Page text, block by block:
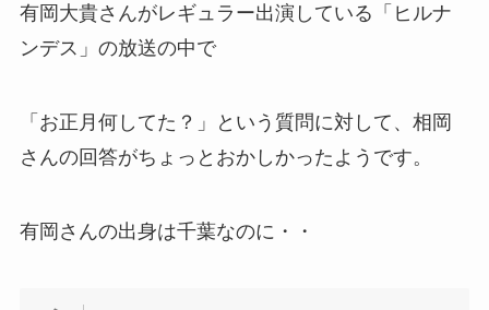
有岡大貴さんがレギュラー出演している「ヒルナ
ンデス」の放送の中で
「お正月何してた？」という質問に対して、相岡
さんの回答がちょっとおかしかったようです。
有岡さんの出身は千葉なのに・・